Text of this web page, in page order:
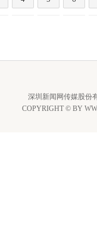
深圳新闻网传媒股份
COPYRIGHT © BY